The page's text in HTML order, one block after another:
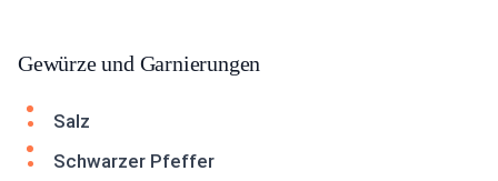
Gewürze und Garnierungen
Salz
Schwarzer Pfeffer